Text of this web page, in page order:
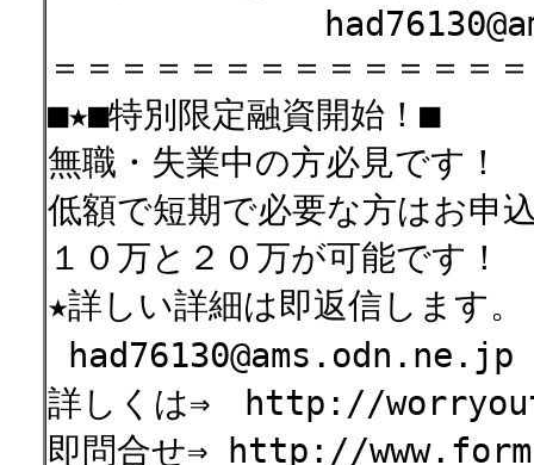
＝＝＝＝＝＝＝＝＝＝＝＝＝
■★■特別限定融資開始！■
無職・失業中の方必見です！
低額で短期で必要な方はお申
１０万と２０万が可能です！
★詳しい詳細は即返信します。
had76130@ams.odn.ne.jp
詳しくは⇒ http://
即問合せ⇒ http://